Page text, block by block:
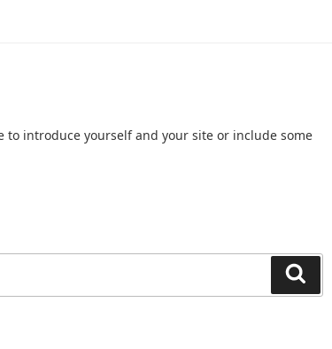
to introduce yourself and your site or include some